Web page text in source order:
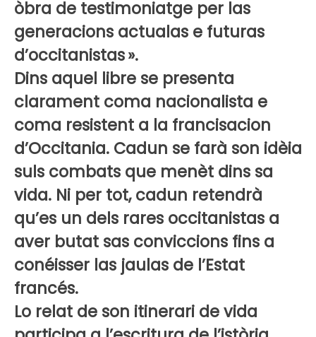
òbra de testimoniatge per las
generacions actualas e futuras
d’occitanistas ».
Dins aquel libre se presenta
clarament coma nacionalista e
coma resistent a la francisacion
d’Occitania. Cadun se farà son idèia
suls combats que menèt dins sa
vida. Ni per tot, cadun retendrà
qu’es un dels rares occitanistas a
aver butat sas conviccions fins a
conéisser las jaulas de l’Estat
francés.
Lo relat de son itinerari de vida